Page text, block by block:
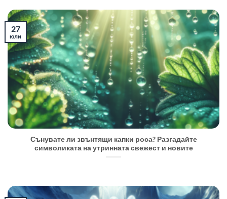
Сънувате ли звънтящи капки роса? Разгадайте
символиката на утринната свежест и новите
27
юли